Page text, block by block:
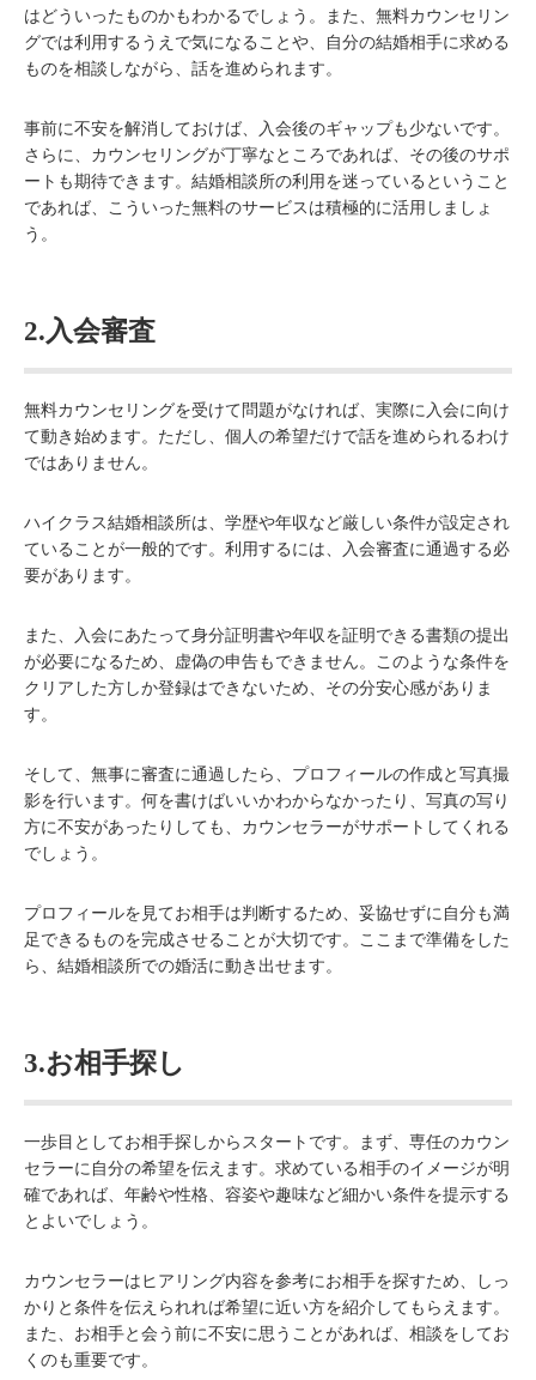
はどういったものかもわかるでしょう。また、無料カウンセリン
グでは利用するうえで気になることや、自分の結婚相手に求める
ものを相談しながら、話を進められます。
事前に不安を解消しておけば、入会後のギャップも少ないです。
さらに、カウンセリングが丁寧なところであれば、その後のサポ
ートも期待できます。結婚相談所の利用を迷っているということ
であれば、こういった無料のサービスは積極的に活用しましょ
う。
2.入会審査
無料カウンセリングを受けて問題がなければ、実際に入会に向け
て動き始めます。ただし、個人の希望だけで話を進められるわけ
ではありません。
ハイクラス結婚相談所は、学歴や年収など厳しい条件が設定され
ていることが一般的です。利用するには、入会審査に通過する必
要があります。
また、入会にあたって身分証明書や年収を証明できる書類の提出
が必要になるため、虚偽の申告もできません。このような条件を
クリアした方しか登録はできないため、その分安心感がありま
す。
そして、無事に審査に通過したら、プロフィールの作成と写真撮
影を行います。何を書けばいいかわからなかったり、写真の写り
方に不安があったりしても、カウンセラーがサポートしてくれる
でしょう。
プロフィールを見てお相手は判断するため、妥協せずに自分も満
足できるものを完成させることが大切です。ここまで準備をした
ら、結婚相談所での婚活に動き出せます。
3.お相手探し
一歩目としてお相手探しからスタートです。まず、専任のカウン
セラーに自分の希望を伝えます。求めている相手のイメージが明
確であれば、年齢や性格、容姿や趣味など細かい条件を提示する
とよいでしょう。
カウンセラーはヒアリング内容を参考にお相手を探すため、しっ
かりと条件を伝えられれば希望に近い方を紹介してもらえます。
また、お相手と会う前に不安に思うことがあれば、相談をしてお
くのも重要です。